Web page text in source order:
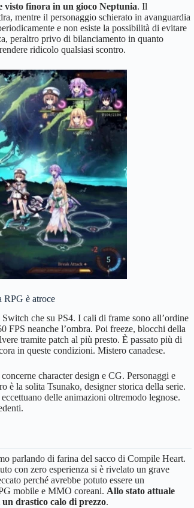
visto finora in un gioco Neptunia. Il
mentre il personaggio schierato in avanguardia
e non esiste la possibilità di evitare
peraltro privo di bilanciamento in quanto
ridicolo qualsiasi scontro.
RPG è atroce
che su PS4. I cali di frame sono all’ordine
FPS neanche l’ombra. Poi freeze, blocchi della
tramite patch al più presto. È passato più di
in queste condizioni. Mistero canadese.
character design e CG. Personaggi e
è la solita Tsunako, designer storica della serie.
delle animazioni oltremodo legnose.
parlando di farina del sacco di Compile Heart.
con zero esperienza si è rivelato un grave
perché avrebbe potuto essere un
mobile e MMO coreani. Allo stato attuale
drastico calo di prezzo.